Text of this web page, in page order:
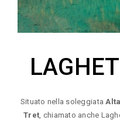
Situato nella soleggiata
Tret , chiamato anche